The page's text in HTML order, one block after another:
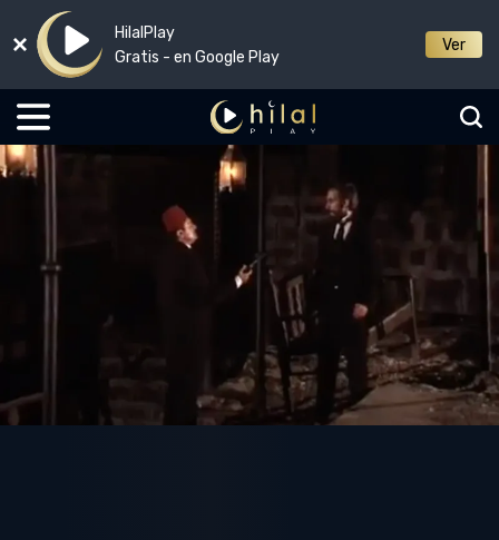
HilalPlay
Gratis - en Google Play
Ver